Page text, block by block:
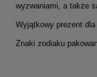
wyzwaniami, a także
Wyjątkowy prezent
Znaki zodiaku